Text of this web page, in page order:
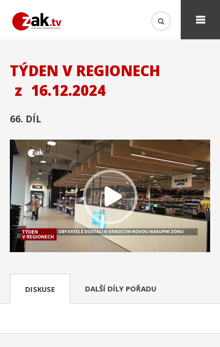
TÝDEN V REGIONECH
z 16.12.2024
66. DÍL
DISKUSE DALŠÍ DÍLY POŘADU